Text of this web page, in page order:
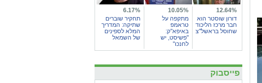
12.64%
דורון שוסטר הוא
חבר מרכז הליכוד
שחוסל בראשל"צ
10.05%
מתקפה על
טראמפ
באיפא"ק:
"פשיסט, יש
לחנכו"
6.17%
תחקיר שוברים
שתיקה: המדריך
המלא לספינים
של השמאל
פייסבוק